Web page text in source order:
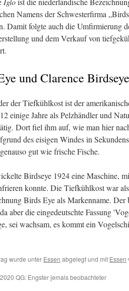
Namens der Schwesterfirma
Damit folgte auch die Umfirmierung
und dem Verkauf von
und Clarence Birdseye
der Tiefkühlkost ist der
einige Jahre als Pelzhändler und
Dort fiel ihm auf, wie man hier
des eisigen Windes in
gut wie frische Fische.
Birdseye 1924 eine Maschine,
konnte. Die Tiefkühlkost war
Birds Eye als Markenname.
aber die eingedeutschte Fassung
sei wachsam, es kommt ein
wurde unter Essen abgelegt und mit Essen
QG: Engster jemals beobachteter